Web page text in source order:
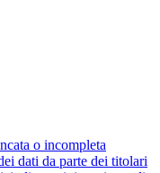
o incompleta
dati da parte dei titolari